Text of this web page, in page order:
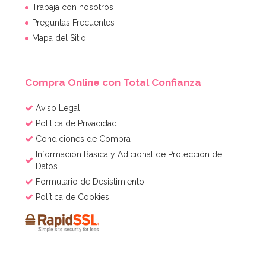
AÑADIR
Trabaja con nosotros
Preguntas Frecuentes
Mapa del Sitio
Compra Online con Total Confianza
Aviso Legal
Política de Privacidad
Condiciones de Compra
Información Básica y Adicional de Protección de
Datos
Formulario de Desistimiento
Política de Cookies